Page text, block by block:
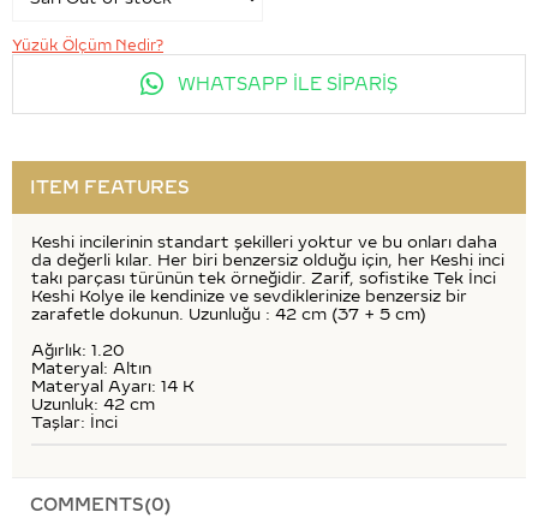
Yüzük Ölçüm Nedir?
WHATSAPP İLE SİPARİŞ
ITEM FEATURES
Keshi incilerinin standart şekilleri yoktur ve bu onları daha
da değerli kılar. Her biri benzersiz olduğu için, her Keshi inci
takı parçası türünün tek örneğidir. Zarif, sofistike Tek İnci
Keshi Kolye ile kendinize ve sevdiklerinize benzersiz bir
zarafetle dokunun. Uzunluğu : 42 cm (37 + 5 cm)
Ağırlık: 1.20
Materyal: Altın
Materyal Ayarı: 14 K
Uzunluk: 42 cm
Taşlar: İnci
COMMENTS(0)